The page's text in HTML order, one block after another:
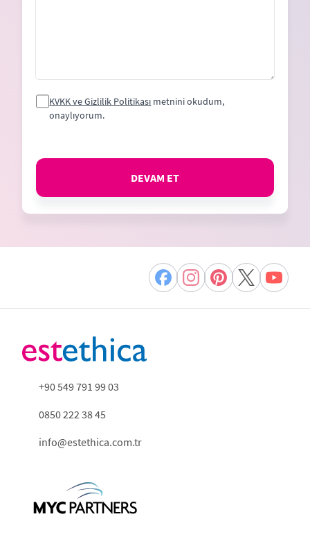
KVKK ve Gizlilik Politikası metnini okudum,
onaylıyorum.
DEVAM ET
+90 549 791 99 03
0850 222 38 45
info@estethica.com.tr